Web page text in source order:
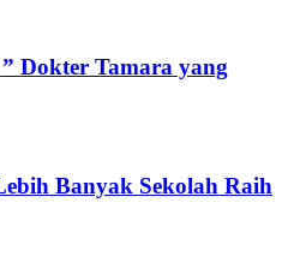
Dokter Tamara yang
Banyak Sekolah Raih